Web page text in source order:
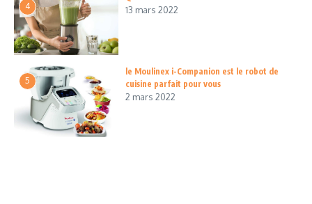
4 13 mars 2022
5
le Moulinex i-Companion est le robot de
cuisine parfait pour vous
2 mars 2022